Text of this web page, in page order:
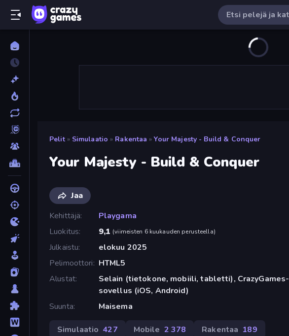
Pelit » Simulaatio » Rakentaa » Your Majesty - Build & Conquer
Your Majesty - Build & Conquer
Jaa
Kehittäjä
Playgama
Luokitus
9,1 (viimeisten 6 kuukauden perusteella)
Julkaistu
elokuu 2025
Pelimoottori
HTML5
Alustat
Selain (tietokone, mobiili, tabletti), CrazyGames-
sovellus (iOS, Android)
Suunta
Maisema
Simulaatio 427 Mobile 2 378 Rakentaa 189